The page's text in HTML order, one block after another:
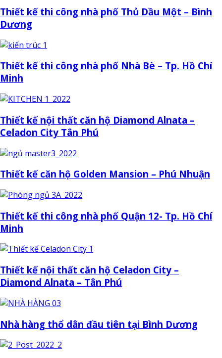
Thiết kế thi công nhà phố Thủ Dầu Một – Bình
Dương
Thiết kế thi công nhà phố Nhà Bè – Tp. Hồ Chí
Minh
Thiết kế nội thất căn hộ Diamond Alnata –
Celadon City Tân Phú
Thiết kế căn hộ Golden Mansion – Phú Nhuận
Thiết kế thi công nhà phố Quận 12- Tp. Hồ Chí
Minh
Thiết kế nội thất căn hộ Celadon City –
Diamond Alnata – Tân Phú
Nhà hàng thổ dân đầu tiên tại Bình Dương